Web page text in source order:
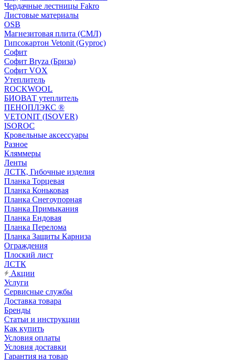
Чердачные лестницы Fakro
Листовые материалы
OSB
Магнезитовая плита (СМЛ)
Гипсокартон Vetonit (Gyproc)
Софит
Софит Bryza (Бриза)
Софит VOX
Утеплитель
ROCKWOOL
БИОВАТ утеплитель
ПЕНОПЛЭКС ®
VETONIT (ISOVER)
ISOROC
Кровельные аксессуары
Разное
Кляммеры
Ленты
ЛСТК, Гибочные изделия
Планка Торцевая
Планка Коньковая
Планка Снегоупорная
Планка Примыкания
Планка Ендовая
Планка Перелома
Планка Защиты Карниза
Ограждения
Плоский лист
ЛСТК
Акции
Услуги
Сервисные службы
Доставка товара
Бренды
Статьи и инструкции
Как купить
Условия оплаты
Условия доставки
Гарантия на товар